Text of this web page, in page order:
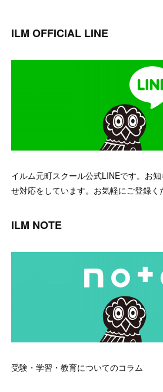
ILM OFFICIAL LINE
イルム元町スクール公式LINEです。お
せ対応をしています。お気軽にご登録く
ILM NOTE
受験・学習・教育についてのコラム